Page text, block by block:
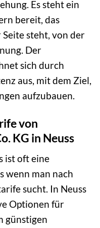
Es steht ein
bereit, das
steht, von der
Der
sich durch
aus, mit dem Ziel,
aufzubauen.
von
KG in Neuss
ist oft eine
wenn man nach
sucht. In Neuss
Optionen für
günstigen